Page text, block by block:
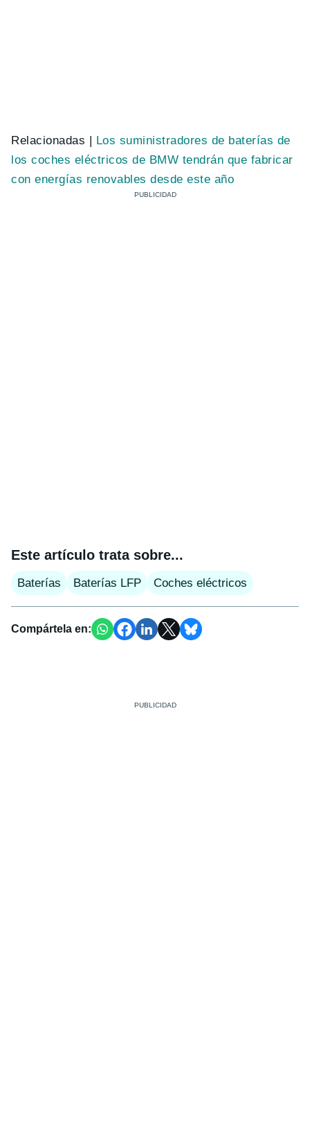
Relacionadas | Los suministradores de baterías de
los coches eléctricos de BMW tendrán que fabricar
con energías renovables desde este año
Este artículo trata sobre...
Baterías Baterías LFP Coches eléctricos
Compártela en: